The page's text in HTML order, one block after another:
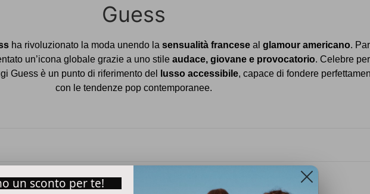
C
o
l
l
i
Guess
ha rivoluzionato la moda unendo la sensualità francese al glamour americano.
un’icona globale grazie a uno stile audace, giovane e provocatorio. Celebre
Guess è un punto di riferimento del
lusso accessibile, capace di fondere
con le tendenze pop contemporanee.
un sconto per te!